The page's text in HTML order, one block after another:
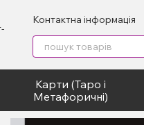
Контактна інформація
Карти (Таро і
Метафоричні)